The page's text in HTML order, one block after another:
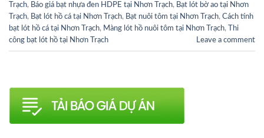
Trạch, Báo giá bạt nhựa đen HDPE tại Nhơn Trạch, Bạt lót bờ ao tại Nhơn
Trạch, Bạt lót hồ cá tại Nhơn Trạch, Bạt nuôi tôm tại Nhơn Trạch, Cách tính
bạt lót hồ cá tại Nhơn Trạch, Màng lót hồ nuôi tôm tại Nhơn Trạch,
Thi
công bạt lót hồ tại Nhơn Trạch
Leave a comment